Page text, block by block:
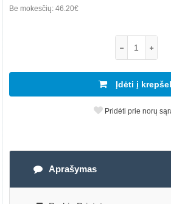
Be mokesčių: 46.20€
Įdėti į
Pridėti prie norų
Aprašymas